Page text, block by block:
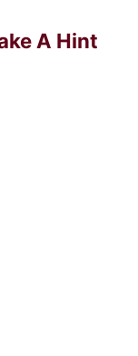
A Hint